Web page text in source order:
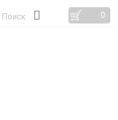
Поиск 0